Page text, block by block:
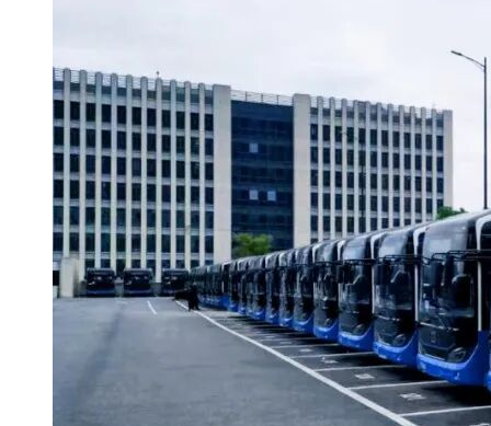
地点：网上获取，直播网址详见公告附件。
五、其他补充事宜
六、对本次招标提出询问，请按以下方式联系。
1.采购人信息
名 称：砀山县梨都公共交通发展有限公司
地址：砀山县梨都公共交通发展有限公司
联系方式：张主任 13135570066
名 称：阔信宏达建设工程项目管理(山东)有限公司